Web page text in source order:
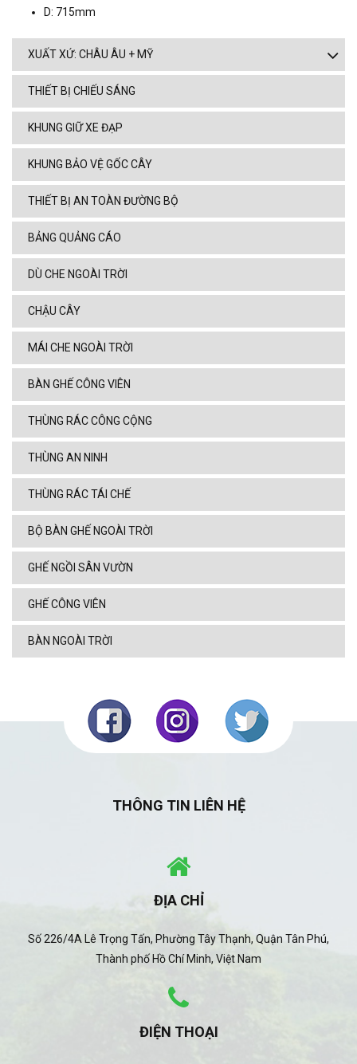
D: 715mm
XUẤT XỨ: CHÂU ÂU + MỸ
THIẾT BỊ CHIẾU SÁNG
KHUNG GIỮ XE ĐẠP
KHUNG BẢO VỆ GỐC CÂY
THIẾT BỊ AN TOÀN ĐƯỜNG BỘ
BẢNG QUẢNG CÁO
DÙ CHE NGOÀI TRỜI
CHẬU CÂY
MÁI CHE NGOÀI TRỜI
BÀN GHẾ CÔNG VIÊN
THÙNG RÁC CÔNG CỘNG
THÙNG AN NINH
THÙNG RÁC TÁI CHẾ
BỘ BÀN GHẾ NGOÀI TRỜI
GHẾ NGỒI SÂN VƯỜN
GHẾ CÔNG VIÊN
BÀN NGOÀI TRỜI
THÔNG TIN LIÊN HỆ
ĐỊA CHỈ
Số 226/4A Lê Trọng Tấn, Phường Tây Thạnh, Quận Tân Phú,
Thành phố Hồ Chí Minh, Việt Nam
ĐIỆN THOẠI